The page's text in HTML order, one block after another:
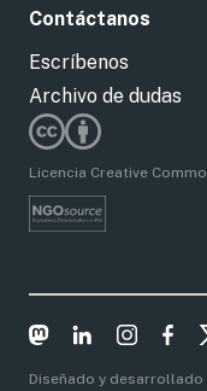
Contáctanos
Escríbenos
Archivo de dudas
Licencia Creative
Diseñado y desarrollado